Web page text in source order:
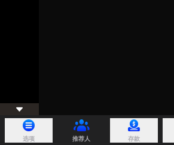
选项 推荐人 存款